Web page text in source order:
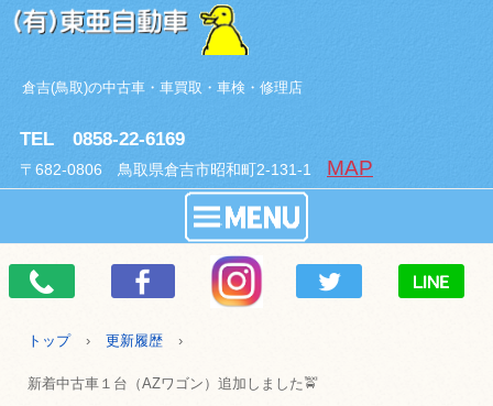
倉吉(鳥取)の中古車・車買取・車検・修理店
TEL 0858-22-6169
〒682-0806 鳥取県倉吉市昭和町2-131-1 MAP
トップ › 更新履歴 ›
新着中古車１台（AZワゴン）追加しました🚖